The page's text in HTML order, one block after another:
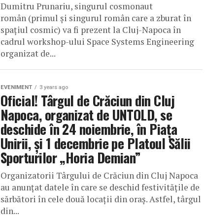
Dumitru Prunariu, singurul cosmonaut
român (primul și singurul român care a zburat în
spațiul cosmic) va fi prezent la Cluj-Napoca în
cadrul workshop-ului Space Systems Engineering
organizat de...
EVENIMENT 3 years ago
Oficial! Târgul de Crăciun din Cluj
Napoca, organizat de UNTOLD, se
deschide în 24 noiembrie, în Piața
Unirii, și 1 decembrie pe Platoul Sălii
Sporturilor „Horia Demian”
Organizatorii Târgului de Crăciun din Cluj Napoca
au anunțat datele în care se deschid festivitățile de
sărbători în cele două locații din oraș. Astfel, târgul
din...